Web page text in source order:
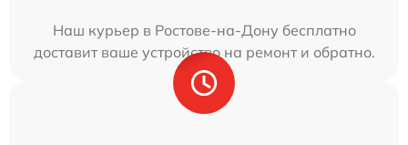
Наш курьер в Ростове-на-Дону бесплатно
доставит ваше устройство на ремонт и обратно.